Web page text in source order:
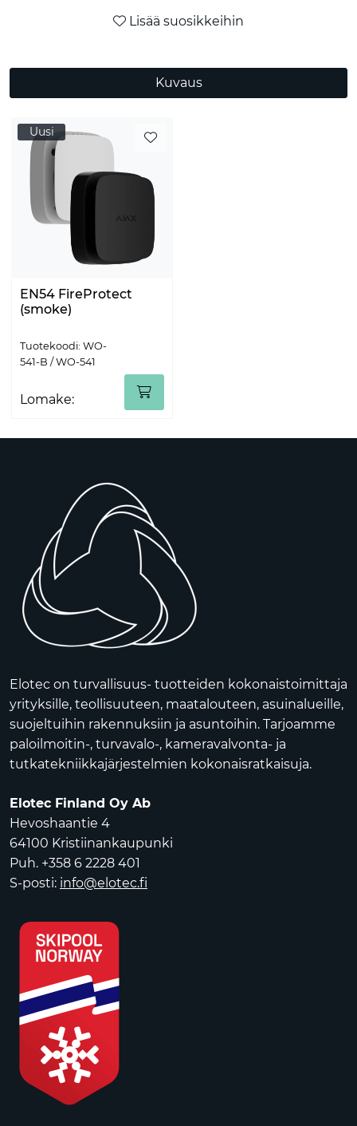
Lisää suosikkeihin
Kuvaus
Uusi
EN54 FireProtect
(smoke)
Tuotekoodi: WO-
541-B / WO-541
Lomake:
Elotec on turvallisuus- tuotteiden kokonaistoimittaja
yrityksille, teollisuuteen, maatalouteen, asuinalueille,
suojeltuihin rakennuksiin ja asuntoihin. Tarjoamme
paloilmoitin-, turvavalo-, kameravalvonta- ja
tutkatekniikkajärjestelmien kokonaisratkaisuja.
Elotec Finland Oy Ab
Hevoshaantie 4
64100 Kristiinankaupunki
Puh. +358 6 2228 401
S-posti: info@elotec.fi